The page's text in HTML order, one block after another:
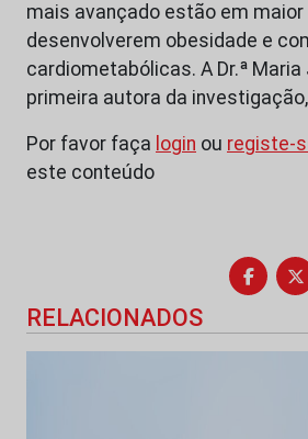
mais avançado estão em maior
desenvolverem obesidade e
cardiometabólicas. A Dr.ª Maria
primeira autora da
Por favor faça login ou registe-
este conteúdo
RELACIONADOS